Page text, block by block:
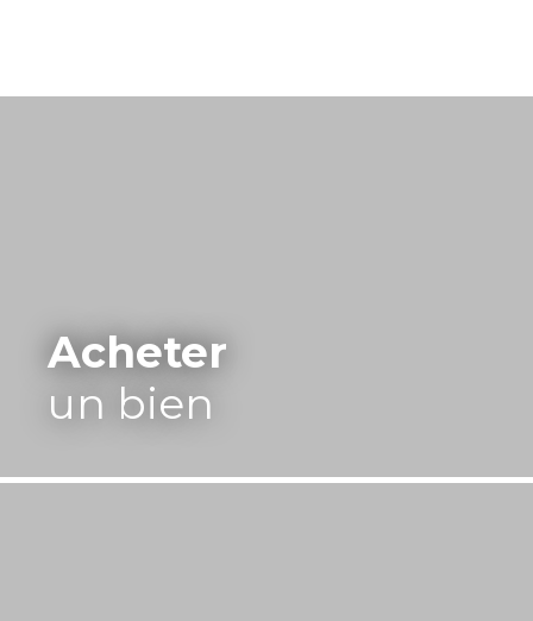
Acheter
un bien